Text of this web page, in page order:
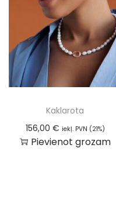
Kaklarota
156,00 € iekļ. PVN (21%)
Pievienot grozam